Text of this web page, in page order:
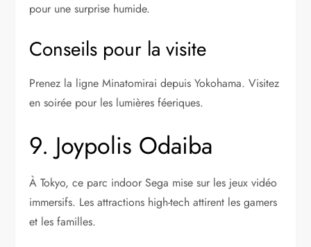
pour une surprise humide.
Conseils pour la visite
Prenez la ligne Minatomirai depuis Yokohama. Visitez
en soirée pour les lumières féeriques.
9. Joypolis Odaiba
À Tokyo, ce parc indoor Sega mise sur les jeux vidéo
immersifs. Les attractions high-tech attirent les gamers
et les familles.